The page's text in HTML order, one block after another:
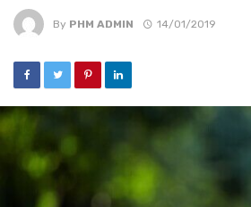
By PHM ADMIN 14/01/2019